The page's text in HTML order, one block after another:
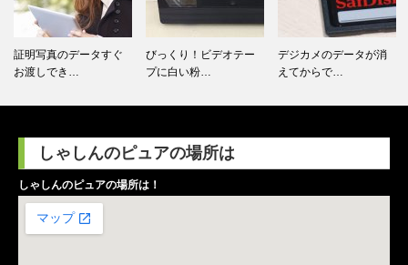
びっくり！ビデオテー
プに白い粉…
デジカメのデータが消
えてからで…
カセットテープからCD
に して…
しゃしんのピュアの場所は
しゃしんのピュアの場所は！